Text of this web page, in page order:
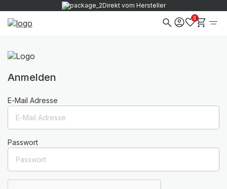
Direkt vom Hersteller
0
Anmelden
E-Mail Adresse
Passwort